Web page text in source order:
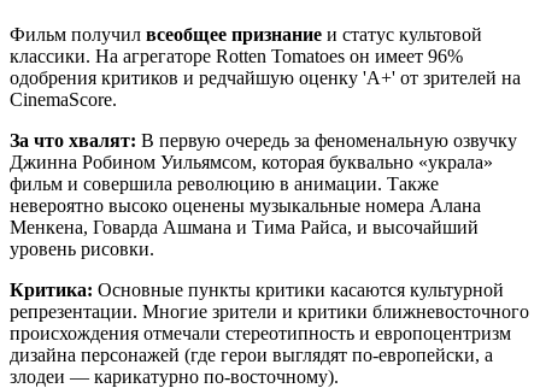
Фильм получил всеобщее признание и статус культовой
классики. На агрегаторе Rotten Tomatoes он имеет 96%
одобрения критиков и редчайшую оценку 'A+' от зрителей на
CinemaScore.
За что хвалят: В первую очередь за феноменальную озвучку
Джинна Робином Уильямсом, которая буквально «украла»
фильм и совершила революцию в анимации. Также
невероятно высоко оценены музыкальные номера Алана
Менкена, Говарда Ашмана и Тима Райса, и высочайший
уровень рисовки.
Критика: Основные пункты критики касаются культурной
репрезентации. Многие зрители и критики ближневосточного
происхождения отмечали стереотипность и европоцентризм
дизайна персонажей (где герои выглядят по-европейски, а
злодеи — карикатурно по-восточному).